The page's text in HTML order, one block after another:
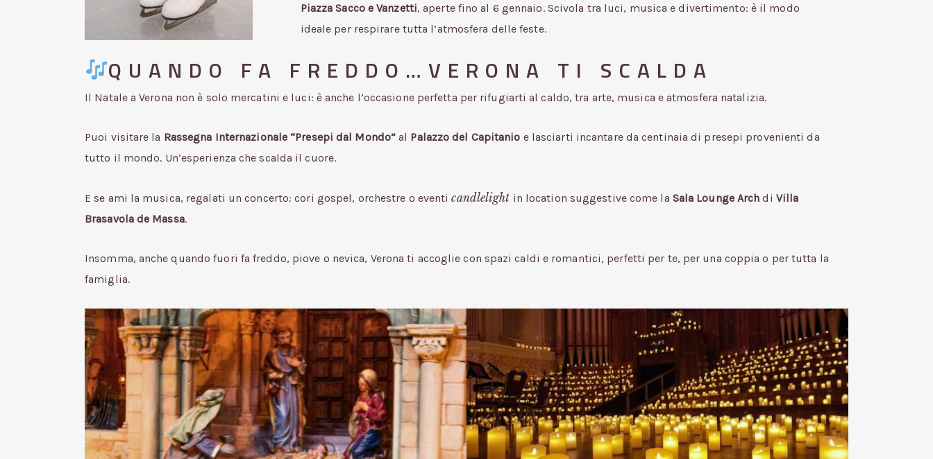
Piazza Sacco e Vanzetti, aperte fino al 6 gennaio. Scivola tra luci, musica e divertimento: è il modo
ideale per respirare tutta l’atmosfera delle feste.
QUANDO FA FREDDO…VERONA TI SCALDA
Il Natale a Verona non è solo mercatini e luci: è anche l’occasione perfetta per rifugiarti al caldo, tra arte, musica e atmosfera natalizia.
Puoi visitare la Rassegna Internazionale “Presepi dal Mondo”al Palazzo del Capitanio e lasciarti incantare da centinaia di presepi provenienti da
tutto il mondo. Un’esperienza che scalda il cuore.
E se ami la musica, regalati un concerto: cori gospel, orchestre o eventicandlelight in location suggestive come la Sala Lounge Arch di Villa
Brasavola de Massa.
Insomma, anche quando fuori fa freddo, piove o nevica, Verona ti accoglie con spazi caldi e romantici, perfetti per te, per una coppia o per tutta la
famiglia.